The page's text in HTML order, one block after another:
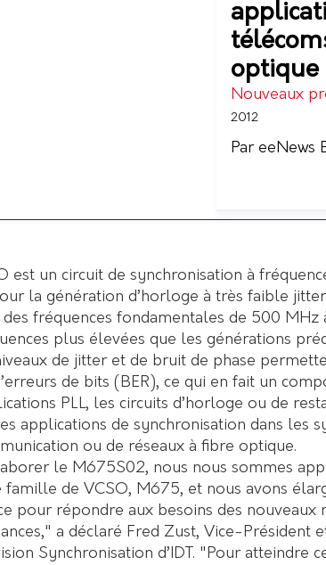
optique
Nouveaux
2012
Par eeNews
est un circuit de synchronisation à
la génération d’horloge à très faible
des fréquences fondamentales de 500 MHz
plus élevées que les générations
de jitter et de bruit de phase
de bits (BER), ce qui en fait un
PLL, les circuits d’horloge ou de
applications de synchronisation dans les
ou de réseaux à fibre optique.
le M675S02, nous nous sommes
famille de VCSO, M675, et nous avons
pour répondre aux besoins des nouveaux
a déclaré Fred Zust, Vice-Président
Synchronisation d’IDT. "Pour atteindre